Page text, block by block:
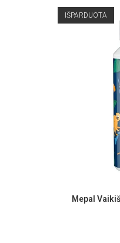
IŠPARDUOTA
Mepal